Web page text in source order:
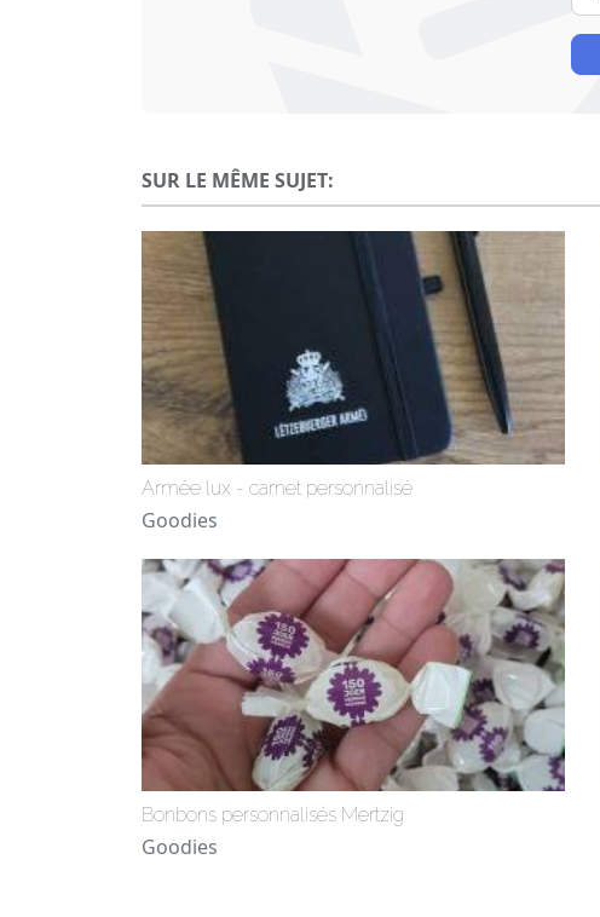
SUR LE MÊME SUJET:
Armée lux - carnet personnalisé
Goodies
Bonbons personnalisés Mertzig
Goodies